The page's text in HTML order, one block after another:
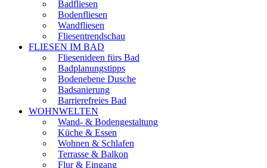
Badfliesen
Bodenfliesen
Wandfliesen
Fliesentrendschau
FLIESEN IM BAD
Fliesenideen fürs Bad
Badplanungstipps
Bodenebene Dusche
Badsanierung
Barrierefreies Bad
WOHNWELTEN
Wand- & Bodengestaltung
Küche & Essen
Wohnen & Schlafen
Terrasse & Balkon
Flur & Eingang